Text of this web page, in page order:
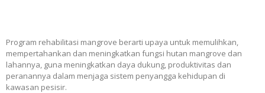
Program rehabilitasi mangrove berarti upaya untuk memulihkan,
mempertahankan dan meningkatkan fungsi hutan mangrove dan
lahannya, guna meningkatkan daya dukung, produktivitas dan
peranannya dalam menjaga sistem penyangga kehidupan di
kawasan pesisir.